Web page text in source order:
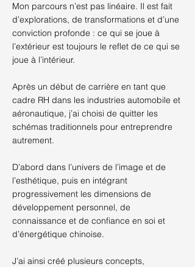
Mon parcours n’est pas linéaire. Il est fait
d’explorations, de transformations et d’une
conviction profonde : ce qui se joue à
l’extérieur est toujours le reflet de ce qui se
joue à l’intérieur.
Après un début de carrière en tant que
cadre RH dans les industries automobile et
aéronautique, j’ai choisi de quitter les
schémas traditionnels pour entreprendre
autrement.
D’abord dans l’univers de l’image et de
l’esthétique, puis en intégrant
progressivement les dimensions de
développement personnel, de
connaissance et de confiance en soi et
d’énergétique chinoise.
J’ai ainsi créé plusieurs concepts,